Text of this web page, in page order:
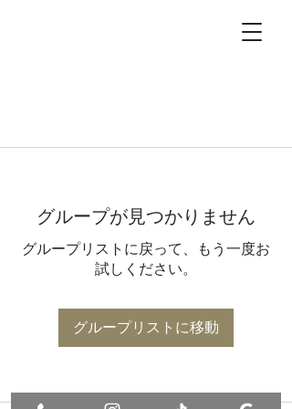
グループが見つかりません
グループリストに戻って、もう一度お
試しください。
グループリストに移動